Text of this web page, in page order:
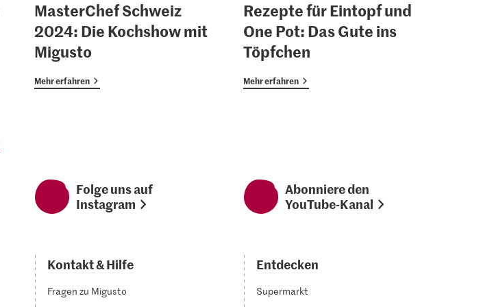
MasterChef Schweiz
2024: Die Kochshow mit
Migusto
Mehr erfahren
Rezepte für Eintopf und
One Pot: Das Gute ins
Töpfchen
Mehr erfahren
Folge uns auf
Instagram
Abonniere den
YouTube-Kanal
Kontakt & Hilfe
Fragen zu Migusto
Entdecken
Supermarkt